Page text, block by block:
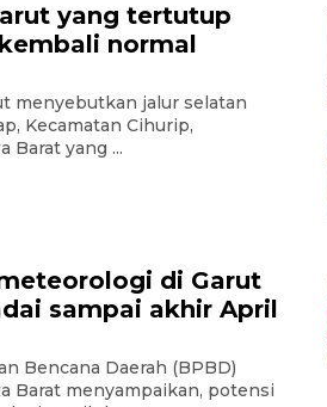
yang tertutup
normal
menyebutkan jalur selatan
Kecamatan Cihurip,
Barat yang ...
di Garut
sampai akhir April
Bencana Daerah (BPBD)
Barat menyampaikan, potensi